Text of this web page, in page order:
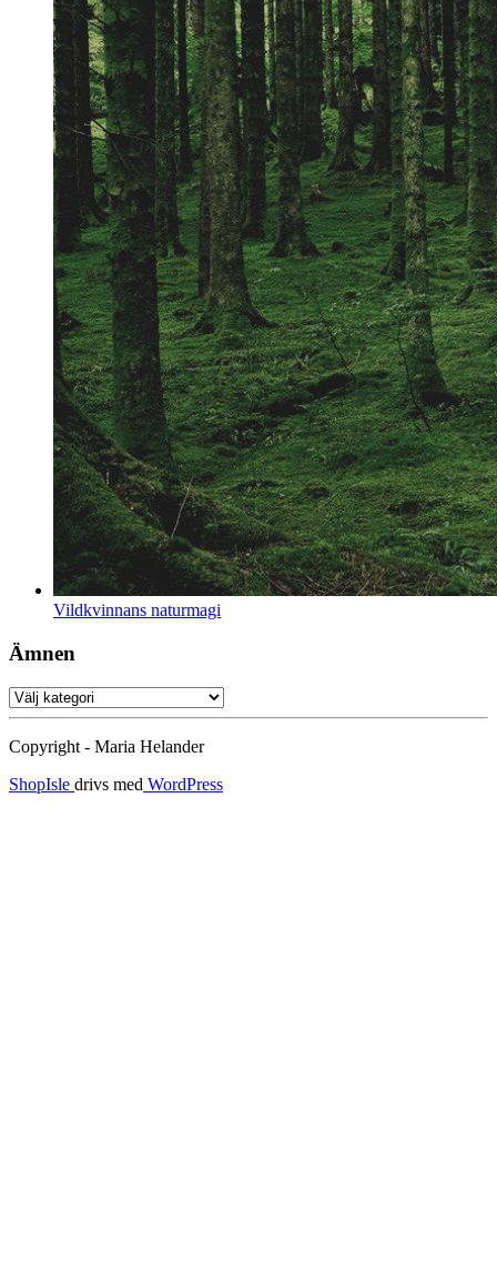
Vildkvinnans naturmagi
Ämnen
Ämnen
Copyright - Maria Helander
ShopIsle drivs med WordPress